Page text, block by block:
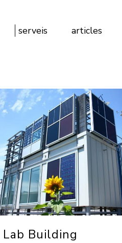
serveis articles
Lab Building